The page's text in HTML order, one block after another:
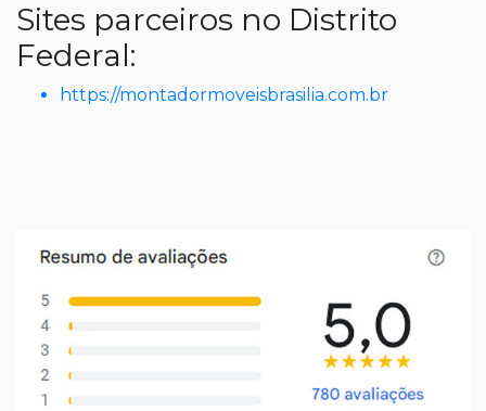
Sites parceiros no Distrito
Federal:
https://montadormoveisbrasilia.com.br